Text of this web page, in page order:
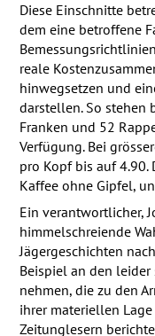
Diese Einschnitte
dem eine betroffene
reale
hinwegsetzen und
darstellen. So stehen
Franken und 52
Verfügung. Bei
pro Kopf bis auf 4.90.
Kaffee ohne Gipfel,
Ein verantwortlicher,
himmelschreiende
Jägergeschichten
Beispiel an den
nehmen, die zu den
ihrer materiellen
Zeitunglesern